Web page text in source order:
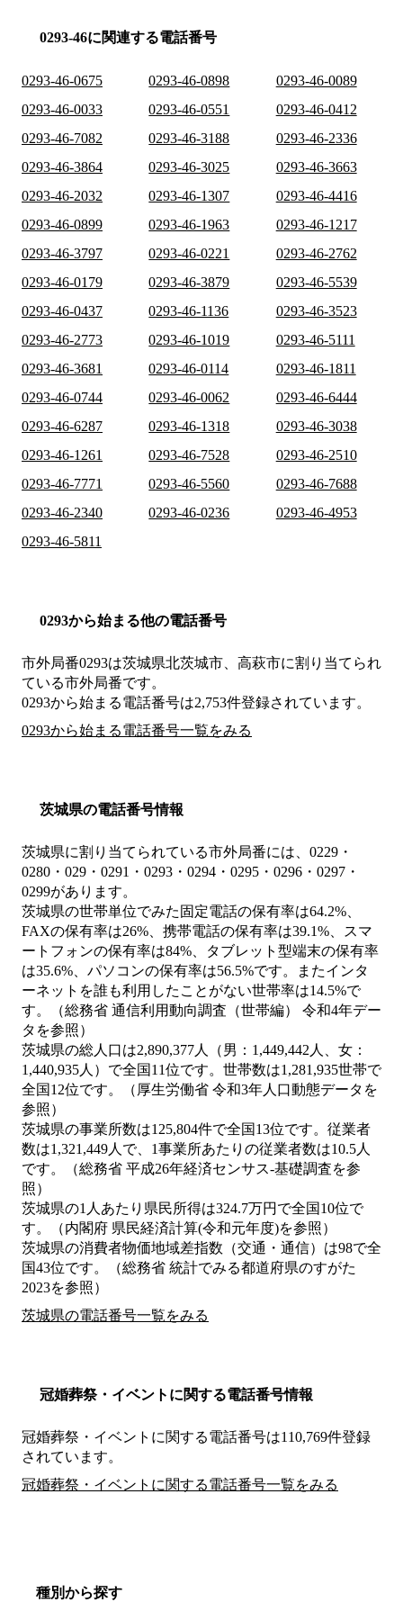
0293-46に関連する電話番号
0293-46-0675 0293-46-0898
0293-46-0089
0293-46-0033
0293-46-0551
0293-46-0412
0293-46-7082
0293-46-3188
0293-46-2336
0293-46-3864
0293-46-3025
0293-46-3663
0293-46-2032
0293-46-1307
0293-46-4416
0293-46-0899
0293-46-1963
0293-46-1217
0293-46-3797
0293-46-0221
0293-46-2762
0293-46-0179
0293-46-3879
0293-46-5539
0293-46-0437
0293-46-1136
0293-46-3523
0293-46-2773
0293-46-1019
0293-46-5111
0293-46-3681
0293-46-0114
0293-46-1811
0293-46-0744
0293-46-0062
0293-46-6444
0293-46-6287
0293-46-1318
0293-46-3038
0293-46-1261
0293-46-7528
0293-46-2510
0293-46-7771
0293-46-5560
0293-46-7688
0293-46-2340
0293-46-0236
0293-46-4953
0293-46-5811
0293から始まる他の電話番号
市外局番0293は茨城県北茨城市、高萩市に割り当てられ
ている市外局番です。
0293から始まる電話番号は2,753件登録されています。
0293から始まる電話番号一覧をみる
茨城県の電話番号情報
茨城県に割り当てられている市外局番には、0229・
0280・029・0291・0293・0294・0295・0296・0297・
0299があります。
茨城県の世帯単位でみた固定電話の保有率は64.2%、
FAXの保有率は26%、携帯電話の保有率は39.1%、スマ
ートフォンの保有率は84%、タブレット型端末の保有率
は35.6%、パソコンの保有率は56.5%です。またインタ
ーネットを誰も利用したことがない世帯率は14.5%で
す。（総務省 通信利用動向調査（世帯編） 令和4年デー
タを参照）
茨城県の総人口は2,890,377人（男：1,449,442人、女：
1,440,935人）で全国11位です。世帯数は1,281,935世帯で
全国12位です。（厚生労働省 令和3年人口動態データを
参照）
茨城県の事業所数は125,804件で全国13位です。従業者
数は1,321,449人で、1事業所あたりの従業者数は10.5人
です。（総務省 平成26年経済センサス‐基礎調査を参
照）
茨城県の1人あたり県民所得は324.7万円で全国10位で
す。（内閣府 県民経済計算(令和元年度)を参照）
茨城県の消費者物価地域差指数（交通・通信）は98で全
国43位です。（総務省 統計でみる都道府県のすがた
2023を参照）
茨城県の電話番号一覧をみる
冠婚葬祭・イベントに関する電話番号情報
冠婚葬祭・イベントに関する電話番号は110,769件登録
されています。
冠婚葬祭・イベントに関する電話番号一覧をみる
種別から探す